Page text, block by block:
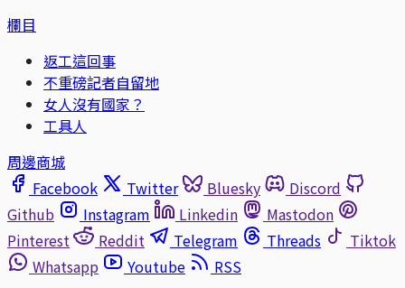
欄目
返工這回事
不重磅記者自留地
女人沒有國家？
工具人
周邊商城
Facebook
Twitter Bluesky
Discord
Github
Instagram Linkedin
Mastodon
Pinterest
Reddit Telegram Threads
Tiktok
Whatsapp
Youtube
RSS